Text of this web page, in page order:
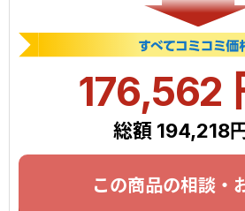
176,562
総額 194,218円
この商品の相談・